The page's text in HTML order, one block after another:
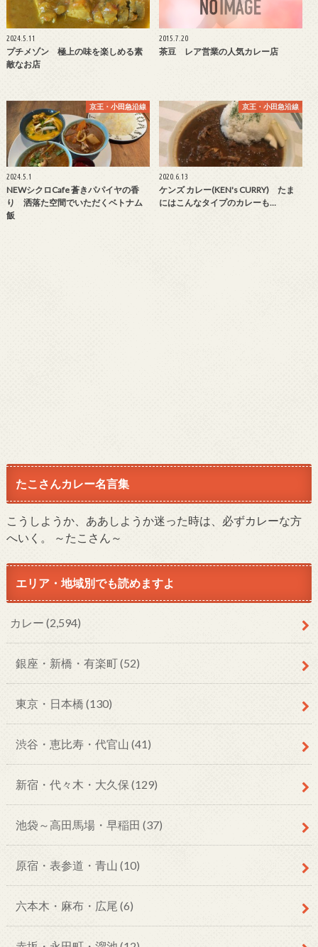
2024.5.11
プチメゾン 極上の味を楽しめる素
敵なお店
2015.7.20
茶豆 レア営業の人気カレー店
京王・小田急沿線
2024.5.1
NEWシクロCafe 蒼きパパイヤの香
り 洒落た空間でいただくベトナム
飯
京王・小田急沿線
2020.6.13
ケンズ カレー(KEN's CURRY) たま
にはこんなタイプのカレーも…
たこさんカレー名言集
こうしようか、ああしようか迷った時は、必ずカレーな方
へいく。 ～たこさん～
エリア・地域別でも読めますよ
カレー (2,594)
銀座・新橋・有楽町(52)
東京・日本橋 (130)
渋谷・恵比寿・代官山 (41)
新宿・代々木・大久保 (129)
池袋～高田馬場・早稲田 (37)
原宿・表参道・青山 (10)
六本木・麻布・広尾 (6)